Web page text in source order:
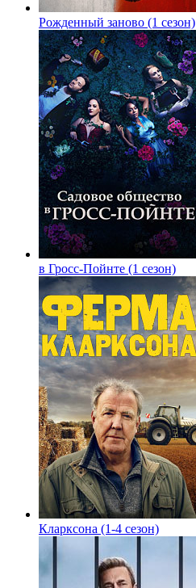
Рожденный заново (1 сезон)
в Гросс-Пойнте (1 сезон)
Кларксона (1-4 сезон)